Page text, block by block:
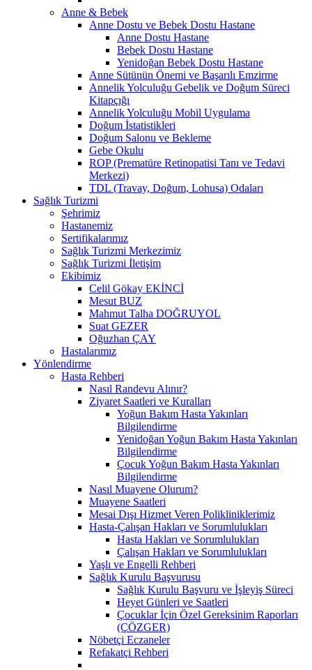
Anne & Bebek
Anne Dostu ve Bebek Dostu Hastane
Anne Dostu Hastane
Bebek Dostu Hastane
Yenidoğan Bebek Dostu Hastane
Anne Sütünün Önemi ve Başarılı Emzirme
Annelik Yolculuğu Gebelik ve Doğum Süreci
Kitapçığı
Annelik Yolculuğu Mobil Uygulama
Doğum İstatistikleri
Doğum Salonu ve Bekleme
Gebe Okulu
ROP (Prematüre Retinopatisi Tanı ve Tedavi
Merkezi)
TDL (Travay, Doğum, Lohusa) Odaları
Sağlık Turizmi
Şehrimiz
Hastanemiz
Sertifikalarımız
Sağlık Turizmi Merkezimiz
Sağlık Turizmi İletişim
Ekibimiz
Celil Gökay EKİNCİ
Mesut BUZ
Mahmut Talha DOĞRUYOL
Suat GEZER
Oğuzhan ÇAY
Hastalarımız
Yönlendirme
Hasta Rehberi
Nasıl Randevu Alınır?
Ziyaret Saatleri ve Kuralları
Yoğun Bakım Hasta Yakınları
Bilgilendirme
Yenidoğan Yoğun Bakım Hasta Yakınları
Bilgilendirme
Çocuk Yoğun Bakım Hasta Yakınları
Bilgilendirme
Nasıl Muayene Olurum?
Muayene Saatleri
Mesai Dışı Hizmet Veren Polikliniklerimiz
Hasta-Çalışan Hakları ve Sorumlulukları
Hasta Hakları ve Sorumlulukları
Çalışan Hakları ve Sorumlulukları
Yaşlı ve Engelli Rehberi
Sağlık Kurulu Başvurusu
Sağlık Kurulu Başvuru ve İşleyiş Süreci
Heyet Günleri ve Saatleri
Çocuklar İçin Özel Gereksinim Raporları
(ÇÖZGER)
Nöbetçi Eczaneler
Refakatçi Rehberi